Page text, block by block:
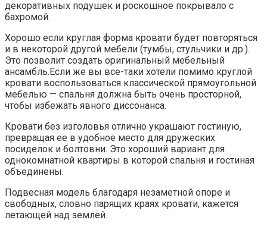
декоративных подушек и роскошное покрывало с
бахромой.
Хорошо если круглая форма кровати будет повторяться
и в некоторой другой мебели (тумбы, стульчики и др.).
Это позволит создать оригинальный мебельный
ансамбль.Если же вы все-таки хотели помимо круглой
кровати воспользоваться классической прямоугольной
мебелью — спальня должна быть очень просторной,
чтобы избежать явного диссонанса.
Кровати без изголовья отлично украшают гостиную,
превращая ее в удобное место для дружеских
посиделок и болтовни. Это хороший вариант для
однокомнатной квартиры в которой спальня и гостиная
объединены.
Подвесная модель благодаря незаметной опоре и
свободных, словно парящих краях кровати, кажется
летающей над землей.